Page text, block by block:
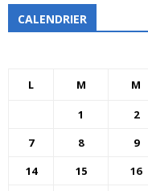
CALENDRIER
L M M
1 2
7
8 9
14
15 16